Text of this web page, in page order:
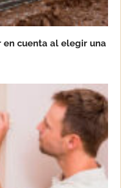
en cuenta al elegir una